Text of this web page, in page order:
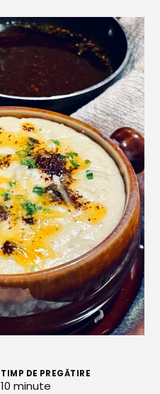
TIMP DE PREGĂTIRE
10 minute